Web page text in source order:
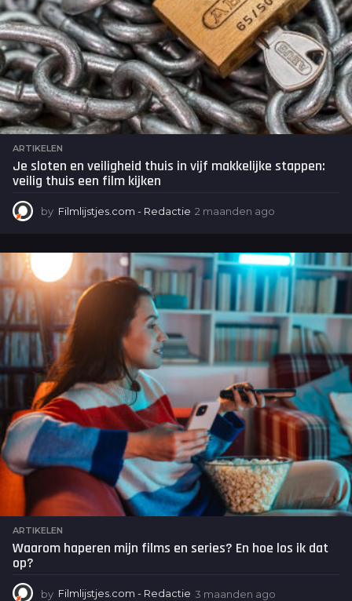
ARTIKELEN
Je sloten en veiligheid thuis in vijf makkelijke stappen:
veilig thuis een film kijken
by Filmlijstjes.com - Redactie 2 maanden ago
a
n
d
n
a
g
ARTIKELEN
Waarom haperen mijn films en series? En hoe los ik dat
op?
by Filmlijstjes.com - Redactie 3 maanden ago